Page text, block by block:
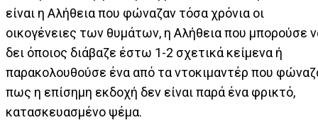
είναι η Αλήθεια που φώναζαν τόσα χρόνια οι
οικογένειες των θυμάτων, η Αλήθεια που μπορούσε
δει όποιος διάβαζε έστω 1-2 σχετικά κείμενα ή
παρακολουθούσε ένα από τα ντοκιμαντέρ που
πως η επίσημη εκδοχή δεν είναι παρά ένα φρικτό,
κατασκευασμένο ψέμα.